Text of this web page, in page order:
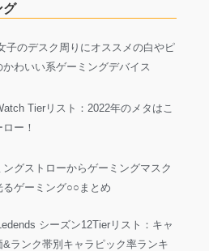
グ
子のデスク周りにオススメの白やピ
かわいい系ゲーミングデバイス
Tierリスト：2022年のメタはこ
ー！
ングストローからゲーミングマスク
るゲーミング○○まとめ
シーズン12Tierリスト：キャ
&ランク帯別キャラピック率ランキ